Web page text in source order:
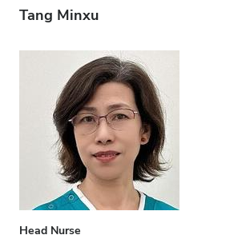
Tang Minxu
Head Nurse